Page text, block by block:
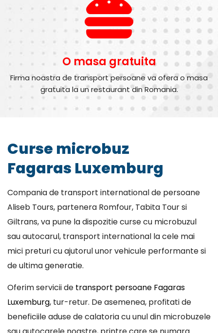
O masa gratuita
Firma noastra de transport persoane va ofera o masa
gratuita la un restaurant din Romania.
Curse microbuz
Fagaras Luxemburg
Compania de transport international de persoane
Aliseb Tours, partenera Romfour, Tabita Tour si
Giltrans, va pune la dispozitie curse cu microbuzul
sau autocarul, transport international la cele mai
mici preturi cu ajutorul unor vehicule performante si
de ultima generatie.
Oferim servicii de transport persoane Fagaras
Luxemburg, tur-retur. De asemenea, profitati de
beneficiile aduse de calatoria cu unul din microbuzele